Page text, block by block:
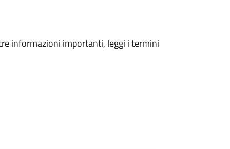
informazioni importanti, leggi i termini